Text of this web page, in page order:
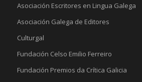
Asociación Escritores en Lingua Galega
Asociación Galega de Editores
Culturgal
Fundación Celso Emilio Ferreiro
Fundación Premios da Crítica Galicia